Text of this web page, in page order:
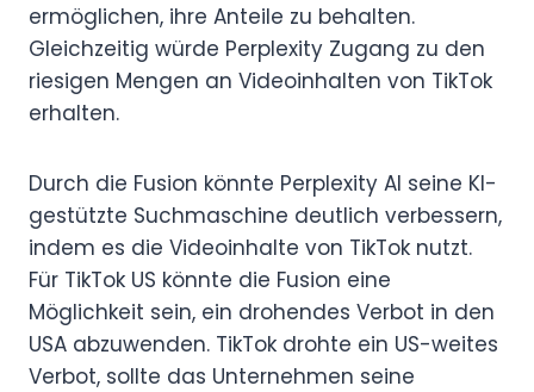
ermöglichen, ihre Anteile zu behalten.
Gleichzeitig würde Perplexity Zugang zu den
riesigen Mengen an Videoinhalten von TikTok
erhalten.
Durch die Fusion könnte Perplexity AI seine KI-
gestützte Suchmaschine deutlich verbessern,
indem es die Videoinhalte von TikTok nutzt.
Für TikTok US könnte die Fusion eine
Möglichkeit sein, ein drohendes Verbot in den
USA abzuwenden. TikTok drohte ein US-weites
Verbot, sollte das Unternehmen seine